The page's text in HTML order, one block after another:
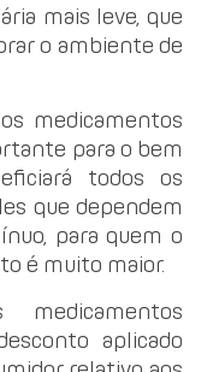
mais leve, que
o ambiente de
medicamentos
para o bem
todos os
que dependem
para quem o
é muito maior.
aplicado